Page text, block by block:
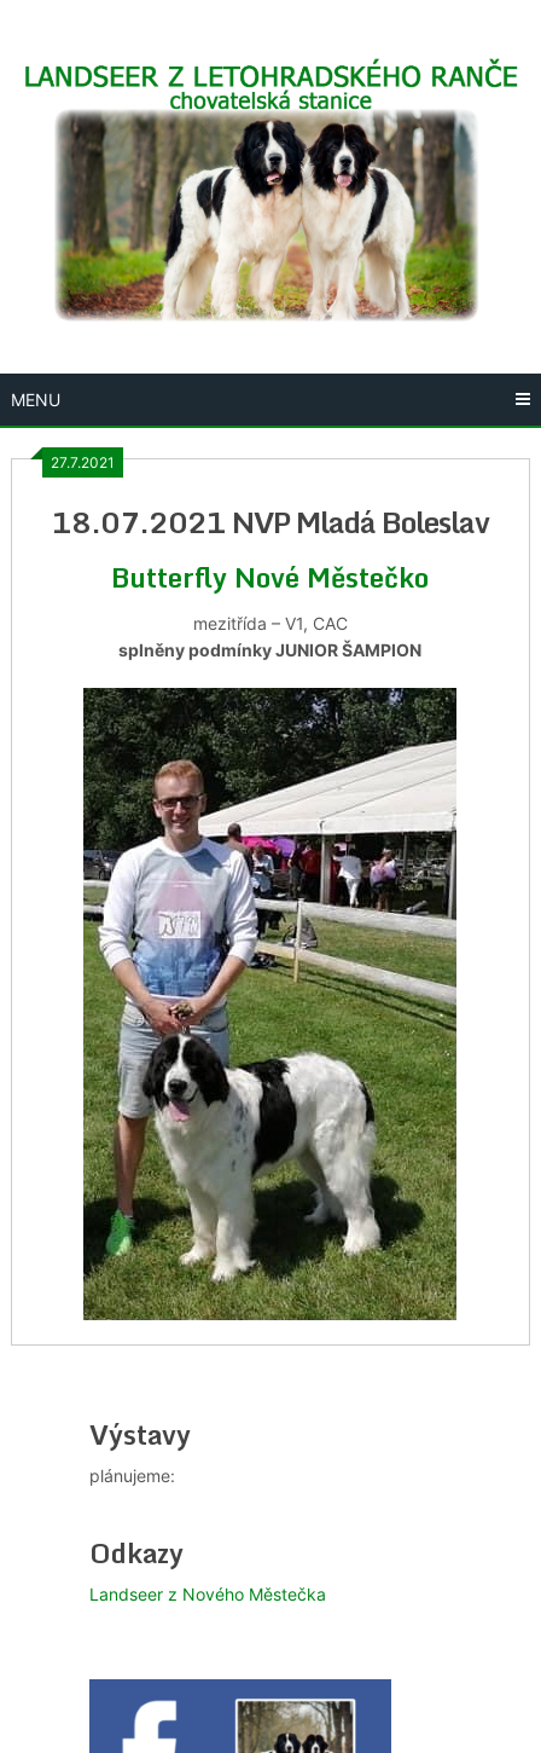
content
MENU
27.7.2021
18.07.2021 NVP Mladá Boleslav
Butterfly Nové Městečko
mezitřída – V1, CAC
splněny podmínky JUNIOR ŠAMPION
Výstavy
plánujeme:
Odkazy
Landseer z Nového Městečka